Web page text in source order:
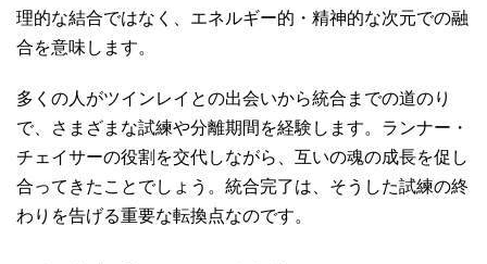
理的な結合ではなく、エネルギー的・精神的な次元での融
合を意味します。
多くの人がツインレイとの出会いから統合までの道のり
で、さまざまな試練や分離期間を経験します。ランナー・
チェイサーの役割を交代しながら、互いの魂の成長を促し
合ってきたことでしょう。統合完了は、そうした試練の終
わりを告げる重要な転換点なのです。